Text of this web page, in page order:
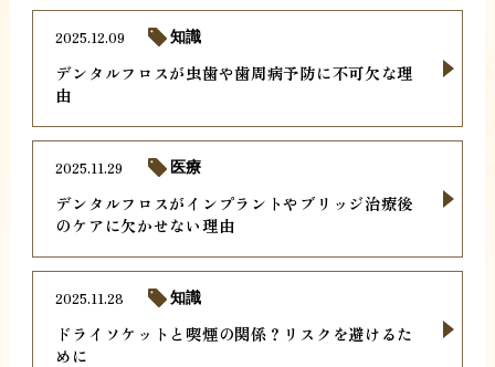
デンタルフロスが虫歯や歯周病予防に不可欠な理
由
2025.12.09 知識
デンタルフロスがインプラントやブリッジ治療後
のケアに欠かせない理由
2025.11.29 医療
ドライソケットと喫煙の関係？リスクを避けるた
めに
2025.11.28 知識